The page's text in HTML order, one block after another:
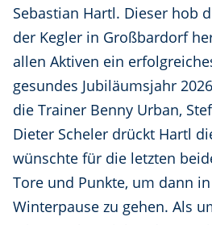
Sebastian Hartl. Dieser hob
der Kegler in Großbardorf
allen Aktiven ein
gesundes Jubiläumsjahr
die Trainer Benny Urban,
Dieter Scheler drückt Hartl
wünschte für die letzten
Tore und Punkte, um dann
Winterpause zu gehen. Als